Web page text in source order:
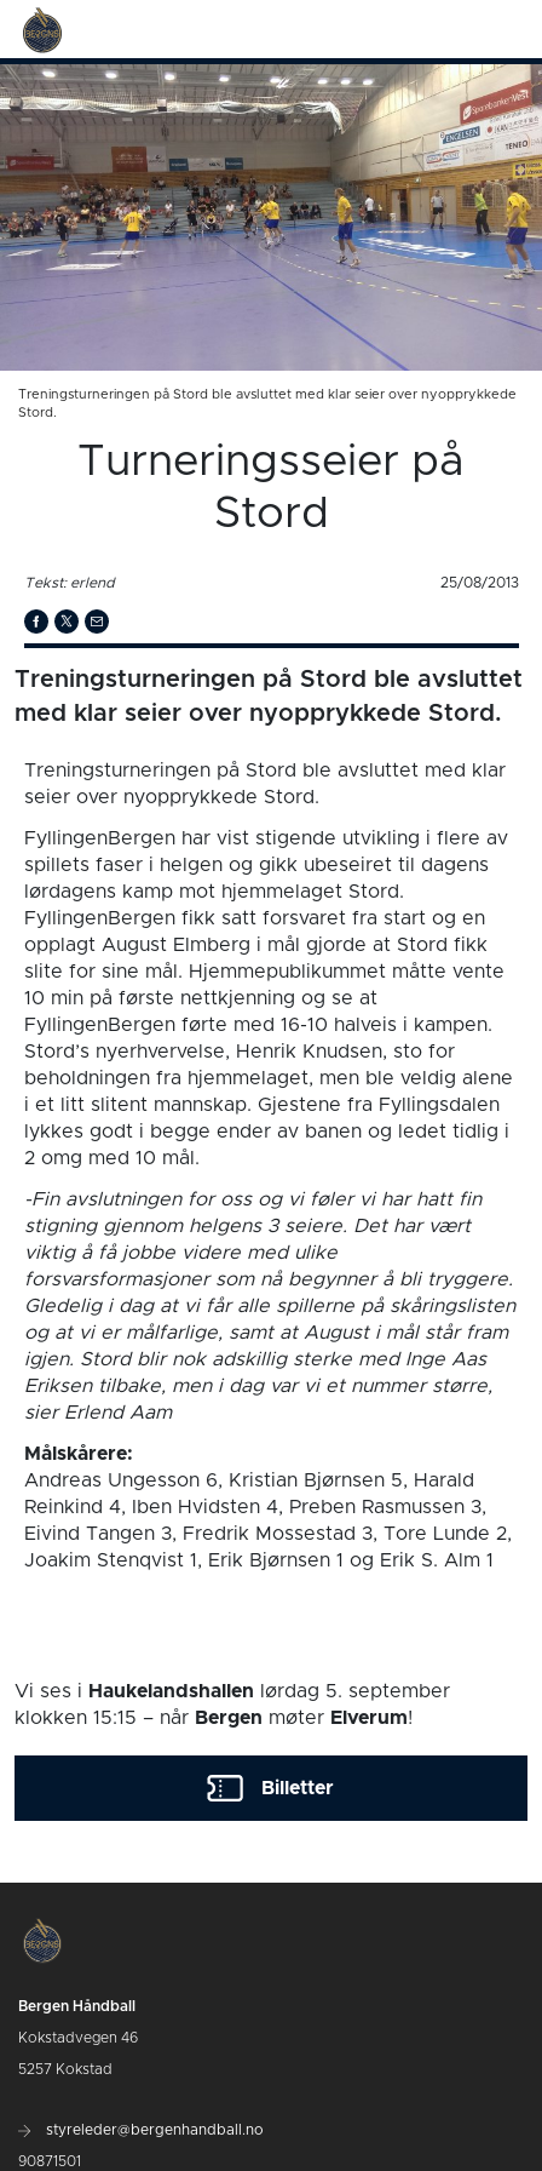
Treningsturneringen på Stord ble avsluttet med klar seier over nyopprykkede
Stord.
Turneringsseier på
Stord
Tekst: erlend 25/08/2013
Treningsturneringen på Stord ble avsluttet
med klar seier over nyopprykkede Stord.
Treningsturneringen på Stord ble avsluttet med klar
seier over nyopprykkede Stord.
FyllingenBergen har vist stigende utvikling i flere av
spillets faser i helgen og gikk ubeseiret til dagens
lørdagens kamp mot hjemmelaget Stord.
FyllingenBergen fikk satt forsvaret fra start og en
opplagt August Elmberg i mål gjorde at Stord fikk
slite for sine mål. Hjemmepublikummet måtte vente
10 min på første nettkjenning og se at
FyllingenBergen førte med 16-10 halveis i kampen.
Stord’s nyerhvervelse, Henrik Knudsen, sto for
beholdningen fra hjemmelaget, men ble veldig alene
i et litt slitent mannskap. Gjestene fra Fyllingsdalen
lykkes godt i begge ender av banen og ledet tidlig i
2 omg med 10 mål.
-Fin avslutningen for oss og vi føler vi har hatt fin
stigning gjennom helgens 3 seiere. Det har vært
viktig å få jobbe videre med ulike
forsvarsformasjoner som nå begynner å bli tryggere.
Gledelig i dag at vi får alle spillerne på skåringslisten
og at vi er målfarlige, samt at August i mål står fram
igjen. Stord blir nok adskillig sterke med Inge Aas
Eriksen tilbake, men i dag var vi et nummer større,
sier Erlend Aam
Målskårere:
Andreas Ungesson 6, Kristian Bjørnsen 5, Harald
Reinkind 4, Iben Hvidsten 4, Preben Rasmussen 3,
Eivind Tangen 3, Fredrik Mossestad 3, Tore Lunde 2,
Joakim Stenqvist 1, Erik Bjørnsen 1 og Erik S. Alm 1
Vi ses i Haukelandshallen lørdag 5. september
klokken 15:15 – når Bergen møter Elverum!
Billetter
Bergen Håndball
Kokstadvegen 46
5257 Kokstad
styreleder@bergenhandball.no
90871501